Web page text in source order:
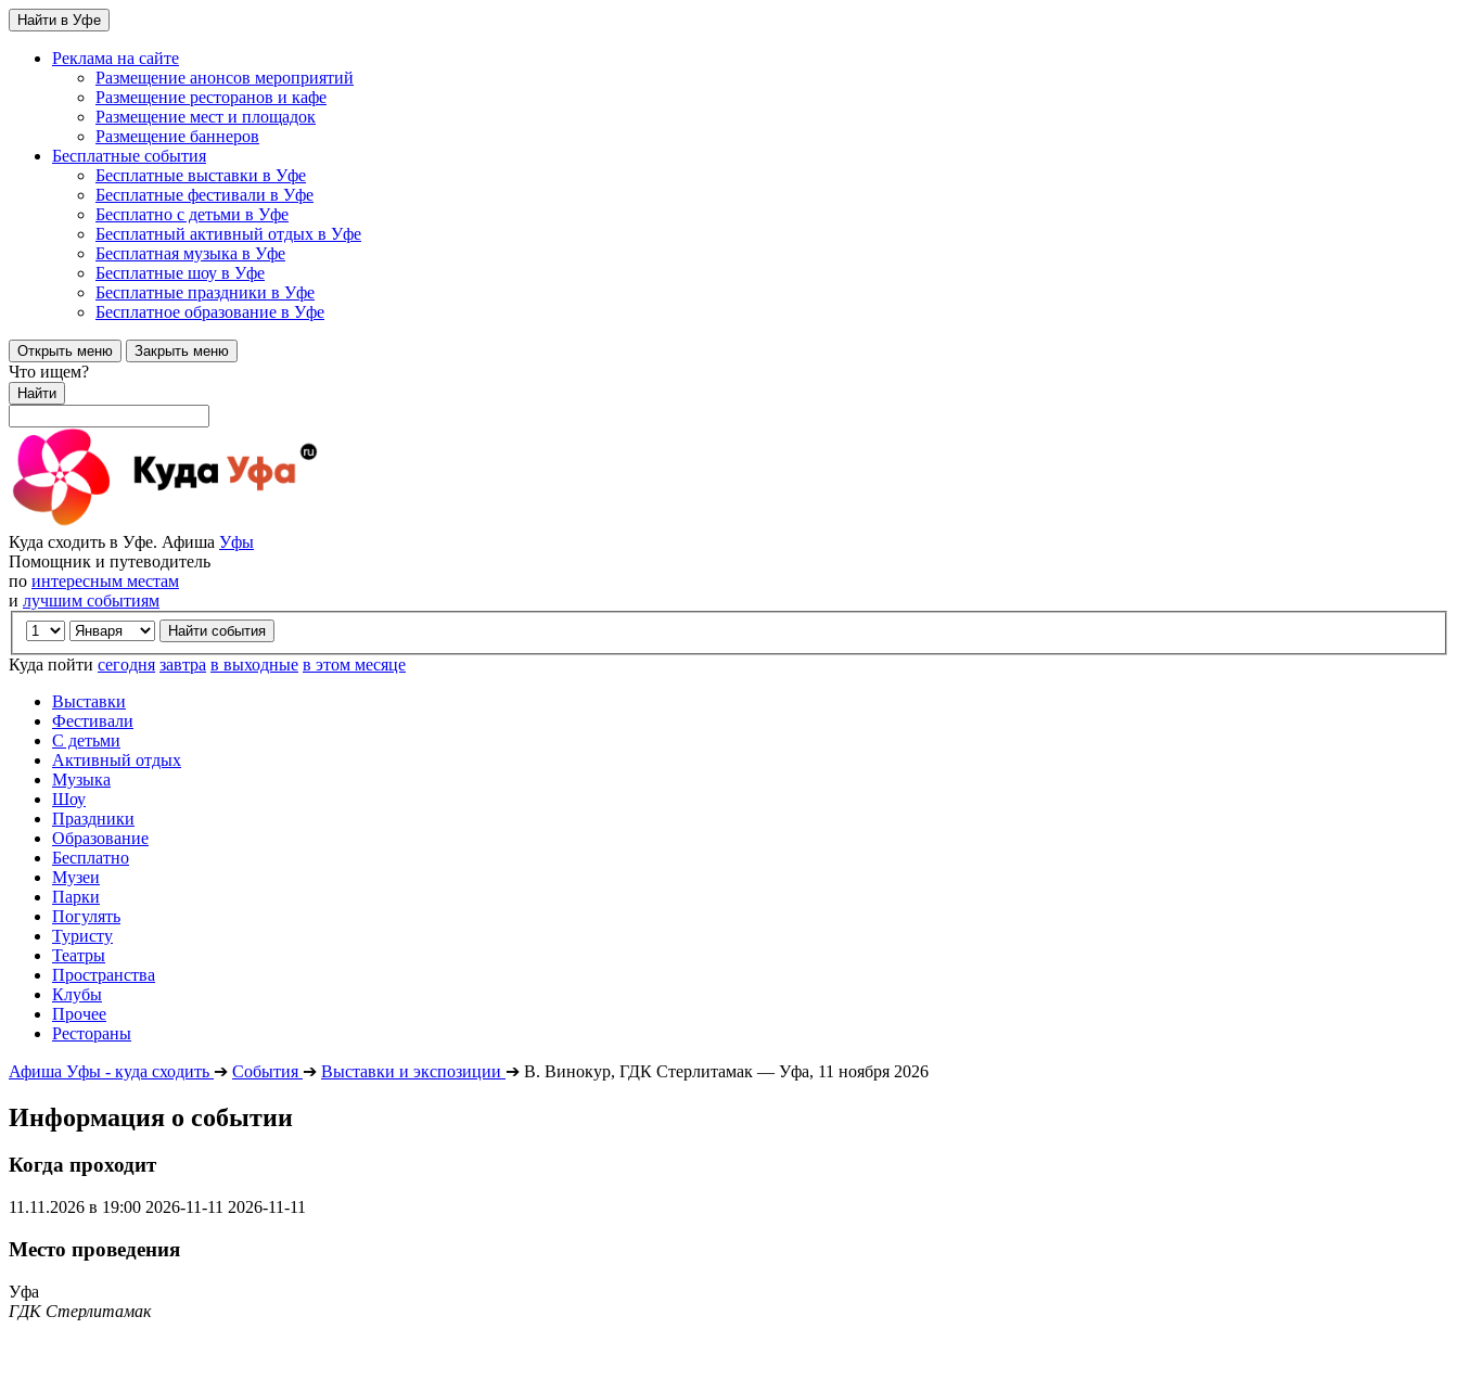
Найти в Уфе
Реклама на сайте
Размещение анонсов мероприятий
Размещение ресторанов и кафе
Размещение мест и площадок
Размещение баннеров
Бесплатные события
Бесплатные выставки в Уфе
Бесплатные фестивали в Уфе
Бесплатно с детьми в Уфе
Бесплатный активный отдых в Уфе
Бесплатная музыка в Уфе
Бесплатные шоу в Уфе
Бесплатные праздники в Уфе
Бесплатное образование в Уфе
Открыть меню Закрыть меню
Что ищем?
Найти
Куда сходить в Уфе. Афиша Уфы
Помощник и путеводитель
по интересным местам
и лучшим событиям
Куда пойти сегодня завтра в выходные в этом месяце
Выставки
Фестивали
С детьми
Активный отдых
Музыка
Шоу
Праздники
Образование
Бесплатно
Музеи
Парки
Погулять
Туристу
Театры
Пространства
Клубы
Прочее
Рестораны
Афиша Уфы - куда сходить ➔ События ➔ Выставки и экспозиции ➔ В. Винокур, ГДК Стерлитамак — Уфа, 11 ноября 2026
Информация о событии
Когда проходит
11.11.2026 в 19:00 2026-11-11 2026-11-11
Место проведения
Уфа
ГДК Стерлитамак